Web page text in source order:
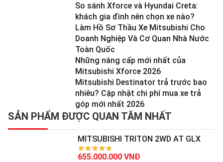
So sánh Xforce và Hyundai Creta:
khách gia đình nên chọn xe nào?
Làm Hồ Sơ Thầu Xe Mitsubishi Cho
Doanh Nghiệp Và Cơ Quan Nhà Nước
Toàn Quốc
Những nâng cấp mới nhất của
Mitsubishi Xforce 2026
Mitsubishi Destinator trả trước bao
nhiêu? Cập nhật chi phí mua xe trả
góp mới nhất 2026
SẢN PHẨM ĐƯỢC QUAN TÂM NHẤT
MITSUBISHI TRITON 2WD AT GLX
655.000.000 VNĐ